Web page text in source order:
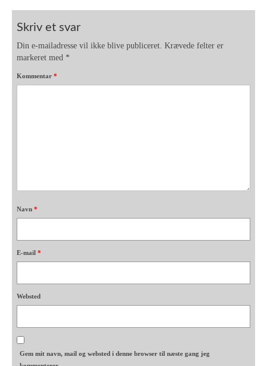
Skriv et svar
Din e-mailadresse vil ikke blive publiceret. Krævede felter er
markeret med *
Kommentar*
Navn*
E-mail*
Websted
Gem mit navn, mail og websted i denne browser til næste gang jeg